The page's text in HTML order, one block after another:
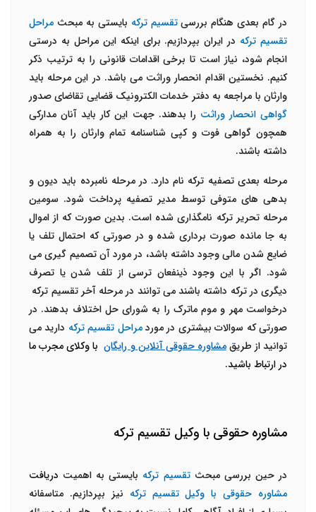
در گام بعدی هنگام بررسیتقسیم ترکه بایستی به مبحث مراحل
تقسیم ترکه در ایران بپردازیم. برای اینکه این مراحل به درستی
انجام شود، نیاز است تا برخی اقدامات قانونی را به ترتیب ذکر
کنیم. نخستین اقدام انحصار وراثت می باشد. در این مرحله باید
وارثان با مراجعه به دفتر خدمات الکترونیک قضایی تقاضای صدور
گواهی انحصار وراثت را بدهند. جهت این کار باید آنان مدارکی
همچون گواهی فوت و کپی شناسنامه تمام وارثان را به همراه
داشته باشند.
مرحله بعدی تصفیه ترکه نام دارد. در مرحله نامبرده باید دیون و
بدهی های متوفی توسط مدیر تصفیه پرداخت شود. سومین
مرحله تحریر ترکه نامگذاری شده است. بدین صورت که از اموال
به جا مانده صورت برداری شده و در صورتی که احتمال تلف یا
ضایع شدن مالی وجود داشته باشد، در مورد آن تصمیم گیری می
شود. اگر با این وجود ذینفعان ترسی از تلف شدن یا تصرف
دیگری در ترکه داشته باشند می توانند در مرحله آخر تقسیم ترکه
درخواست مهر و موم ماترک را به شورای حل اختلاف بدهند. در
صورتی که سوالات بیشتری در موردمراحل تقسیم ترکه دارید می
توانید از طریقمشاوره حقوقی آنلاین و رایگان با وکلای مجرب ما
در ارتباط باشید.
مشاوره حقوقی با وکیل تقسیم ترکه
در حین بررسی مبحثتقسیم ترکه بایستی به اهمیت دریافت
مشاوره حقوقی با وکیل تقسیم ترکه نیز بپردازیم. متاسفانه